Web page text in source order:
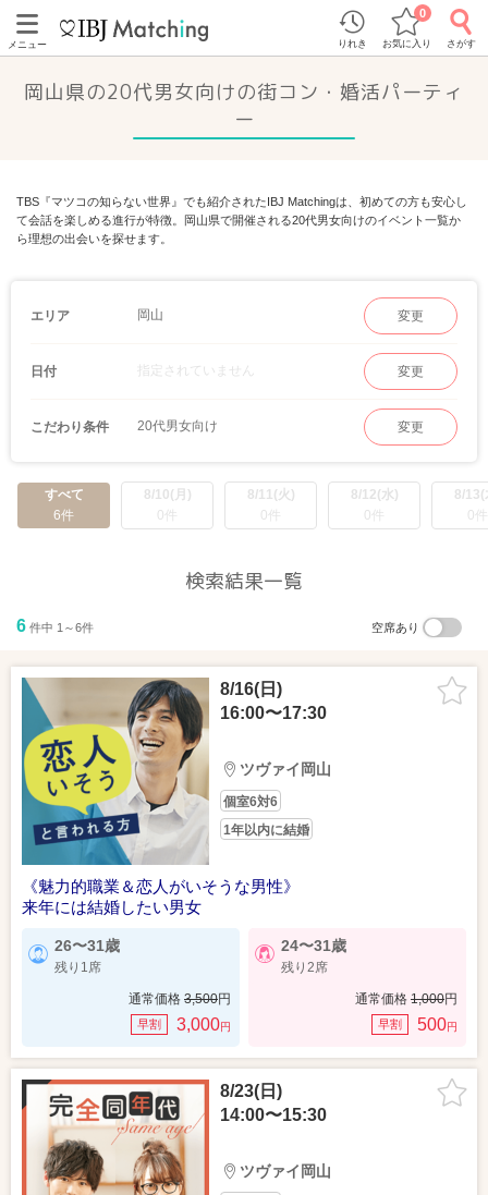
メニュー りれき お気に入り
0
さがす
岡山県の20代男女向けの街コン・婚活パーティ
ー
TBS『マツコの知らない世界』でも紹介されたIBJ Matchingは、初めての方も安心し
て会話を楽しめる進行が特徴。岡山県で開催される20代男女向けのイベント一覧か
ら理想の出会いを探せます。
エリア 岡山 変更
日付 指定されていません 変更
こだわり条件 20代男女向け 変更
すべて
6件
8/10(月)
0件
8/11(火)
0件
8/12(水)
0件
8/13(
0件
検索結果一覧
6 件中 1～6件 空席あり
8/16(日)
16:00〜17:30
ツヴァイ岡山
個室6対6
1年以内に結婚
《魅力的職業＆恋人がいそうな男性》
来年には結婚したい男女
26〜31歳
残り1席
通常価格 3,500円
早割 3,000円
24〜31歳
残り2席
通常価格 1,000円
早割 500円
8/23(日)
14:00〜15:30
ツヴァイ岡山